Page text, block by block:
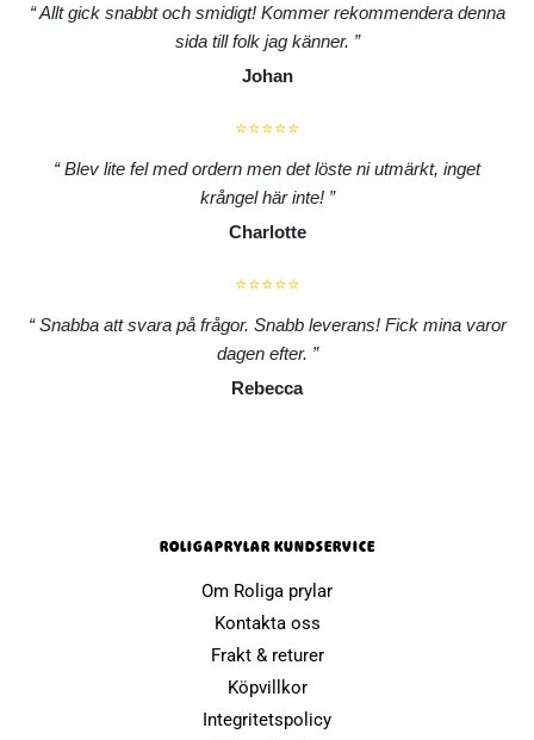
Allt gick snabbt och smidigt! Kommer rekommendera denna
sida till folk jag känner.
Johan
⭐⭐⭐⭐⭐
Blev lite fel med ordern men det löste ni utmärkt, inget
krångel här inte!
Charlotte
⭐⭐⭐⭐⭐
Snabba att svara på frågor. Snabb leverans! Fick mina varor
dagen efter.
Rebecca
ROLIGAPRYLAR KUNDSERVICE
Om Roliga prylar
Kontakta oss
Frakt & returer
Köpvillkor
Integritetspolicy